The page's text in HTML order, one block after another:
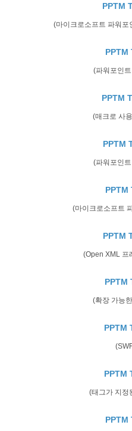
PPTM
(마이크로소프트 파워포
PPTM
(파워포인
PPTM
(매크로 사
PPTM
(파워포인
PPTM
(마이크로소프트
PPTM
(Open XML 프
PPTM
(확장 가능
PPTM
PPTM
(태그가 지정
PPTM